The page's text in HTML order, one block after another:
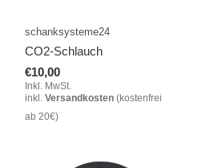
schanksysteme24
CO2-Schlauch
€10,00
Inkl. MwSt.
inkl. Versandkosten(kostenfrei
ab 20€)